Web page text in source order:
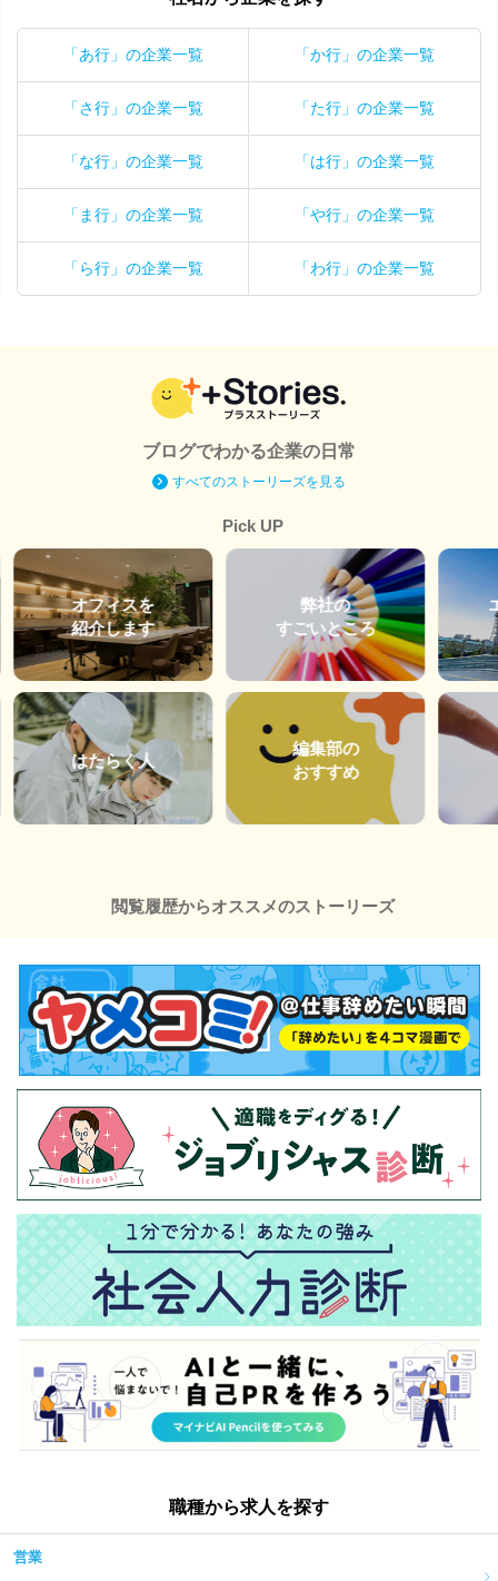
「あ行」の企業一覧 「か行」の企業一覧
「さ行」の企業一覧 「た行」の企業一覧
「な行」の企業一覧 「は行」の企業一覧
「ま行」の企業一覧 「や行」の企業一覧
「ら行」の企業一覧 「わ行」の企業一覧
ブログでわかる企業の日常
すべてのストーリーズを見る
Pick UP
オフィスを
紹介します
はたらく人
弊社の
すごいところ
編集部の
おすすめ
閲覧履歴からオススメのストーリーズ
職種から求人を探す
営業